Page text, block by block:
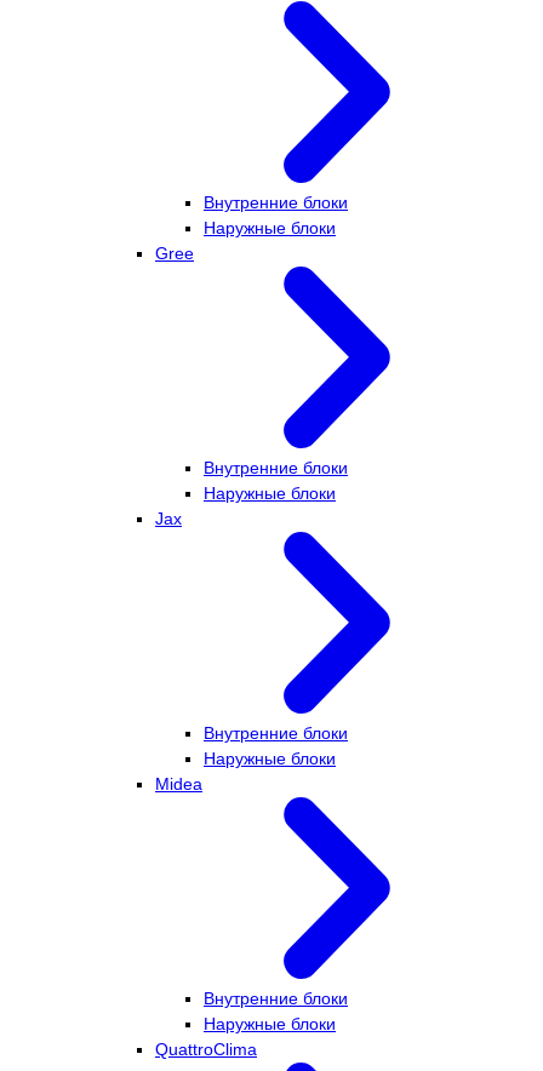
Внутренние блоки
Наружные блоки
Gree
Внутренние блоки
Наружные блоки
Jax
Внутренние блоки
Наружные блоки
Midea
Внутренние блоки
Наружные блоки
QuattroClima